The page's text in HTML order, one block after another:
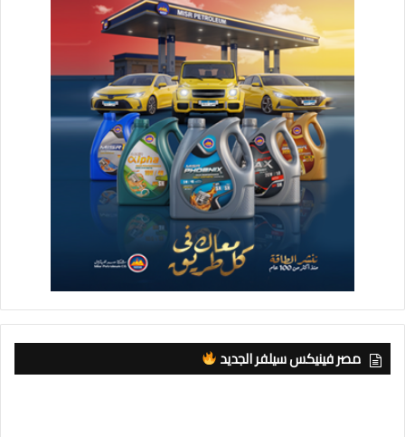
مصر فينيكس سيلفر الجديد